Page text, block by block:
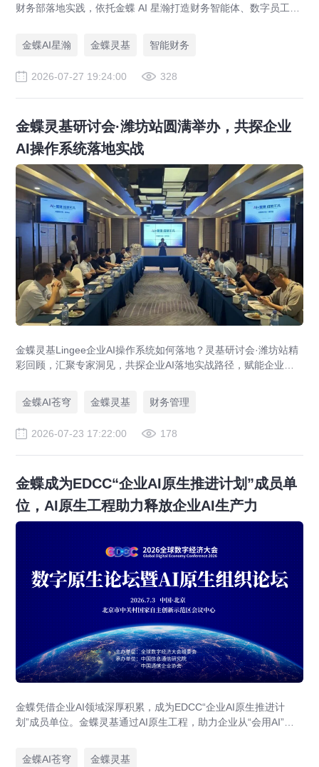
财务部落地实践，依托金蝶 AI 星瀚打造财务智能体、数字员工，
金蝶AI星瀚
金蝶灵基 智能财务
2026-07-27 19:24:00 328
金蝶灵基研讨会·潍坊站圆满举办，共探企业
AI操作系统落地实战
金蝶灵基Lingee企业AI操作系统如何落地？灵基研讨会·潍坊站精
彩回顾，汇聚专家洞见，共探企业AI落地实战路径，赋能企业智
金蝶AI苍穹
金蝶灵基 财务管理
2026-07-23 17:22:00 178
金蝶成为EDCC“企业AI原生推进计划”成员单
位，AI原生工程助力释放企业AI生产力
金蝶凭借企业AI领域深厚积累，成为EDCC“企业AI原生推进计
划”成员单位。金蝶灵基通过AI原生工程，助力企业从“会用AI”走
金蝶AI苍穹
金蝶灵基